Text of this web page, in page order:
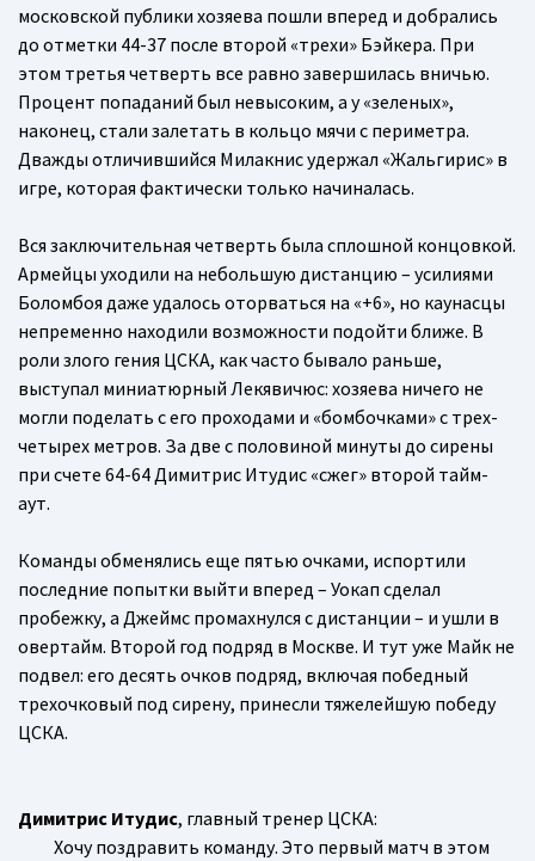
московской публики хозяева пошли вперед и добрались
до отметки 44-37 после второй «трехи» Бэйкера. При
этом третья четверть все равно завершилась вничью.
Процент попаданий был невысоким, а у «зеленых»,
наконец, стали залетать в кольцо мячи с периметра.
Дважды отличившийся Милакнис удержал «Жальгирис» в
игре, которая фактически только начиналась.
Вся заключительная четверть была сплошной концовкой.
Армейцы уходили на небольшую дистанцию – усилиями
Боломбоя даже удалось оторваться на «+6», но каунасцы
непременно находили возможности подойти ближе. В
роли злого гения ЦСКА, как часто бывало раньше,
выступал миниатюрный Лекявичюс: хозяева ничего не
могли поделать с его проходами и «бомбочками» с трех-
четырех метров. За две с половиной минуты до сирены
при счете 64-64 Димитрис Итудис «сжег» второй тайм-
аут.
Команды обменялись еще пятью очками, испортили
последние попытки выйти вперед – Уокап сделал
пробежку, а Джеймс промахнулся с дистанции – и ушли в
овертайм. Второй год подряд в Москве. И тут уже Майк не
подвел: его десять очков подряд, включая победный
трехочковый под сирену, принесли тяжелейшую победу
ЦСКА.
Димитрис Итудис, главный тренер ЦСКА:
Хочу поздравить команду. Это первый матч в этом